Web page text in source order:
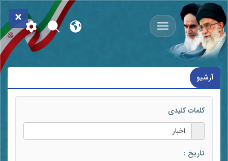
×
آرشیو
کلمات کلیدی
تاریخ :